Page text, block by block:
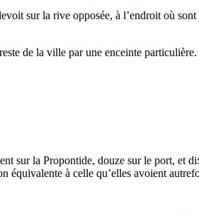
sur la rive opposée, à l’endroit où
de la ville par une enceinte
la Propontide, douze sur le port, et
équivalente à celle qu’elles avoient